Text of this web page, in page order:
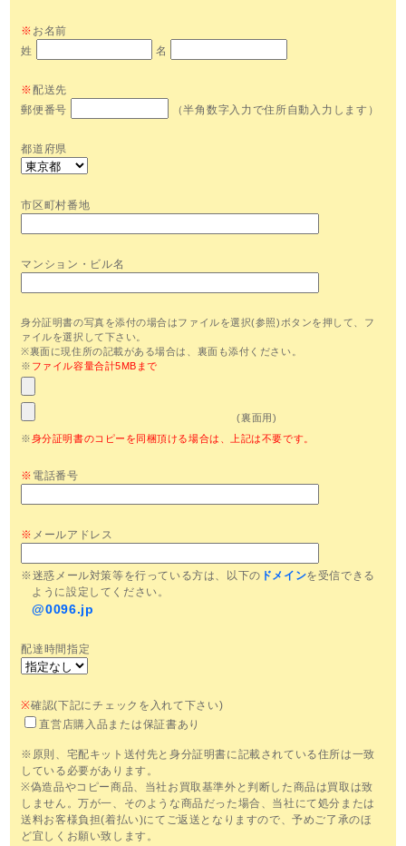
※ お名前
姓
名
※ 配送先
郵便番号
（半角数字入力で住所自動入力します）
都道府県
市区町村番地
マンション・ビル名
身分証明書の写真を添付の場合はファイルを選択(参照)ボタンを押して、フ
ァイルを選択して下さい。
※裏面に現住所の記載がある場合は、裏面も添付ください。
※ ファイル容量合計5MBまで
(裏面用)
※身分証明書のコピーを同梱頂ける場合は、上記は不要です。
※ 電話番号
※ メールアドレス
※迷惑メール対策等を行っている方は、以下の ドメインを受信できる
ように設定してください。
@0096.jp
配達時間指定
※確認(下記にチェックを入れて下さい)
直営店購入品または保証書あり
※原則、宅配キット送付先と身分証明書に記載されている住所は一致
している必要があります。
※偽造品やコピー商品、当社お買取基準外と判断した商品は買取は致
しません。万が一、そのような商品だった場合、当社にて処分または
送料お客様負担(着払い)にてご返送となりますので、予めご了承のほ
ど宜しくお願い致します。